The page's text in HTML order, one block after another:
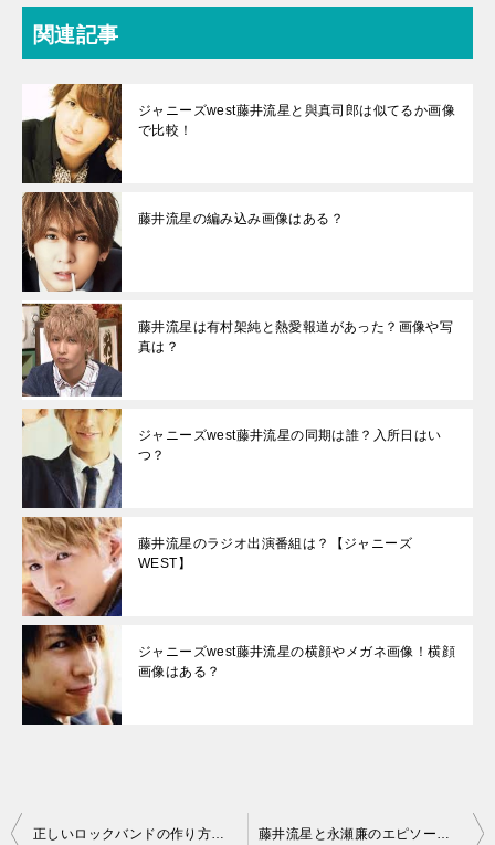
関連記事
ジャニーズwest藤井流星と與真司郎は似てるか画像
で比較！
藤井流星の編み込み画像はある？
藤井流星は有村架純と熱愛報道があった？画像や写
真は？
ジャニーズwest藤井流星の同期は誰？入所日はい
つ？
藤井流星のラジオ出演番組は？【ジャニーズ
WEST】
ジャニーズwest藤井流星の横顔やメガネ画像！横顔
画像はある？
投
正しいロックバンドの作り方が舞台化！場所はどこ？日程は？ 藤井流星と永瀬廉のエピソードは何かある？